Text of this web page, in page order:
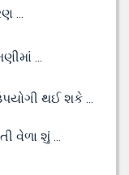
...
...
થઈ શકે ...
વેળા શું ...